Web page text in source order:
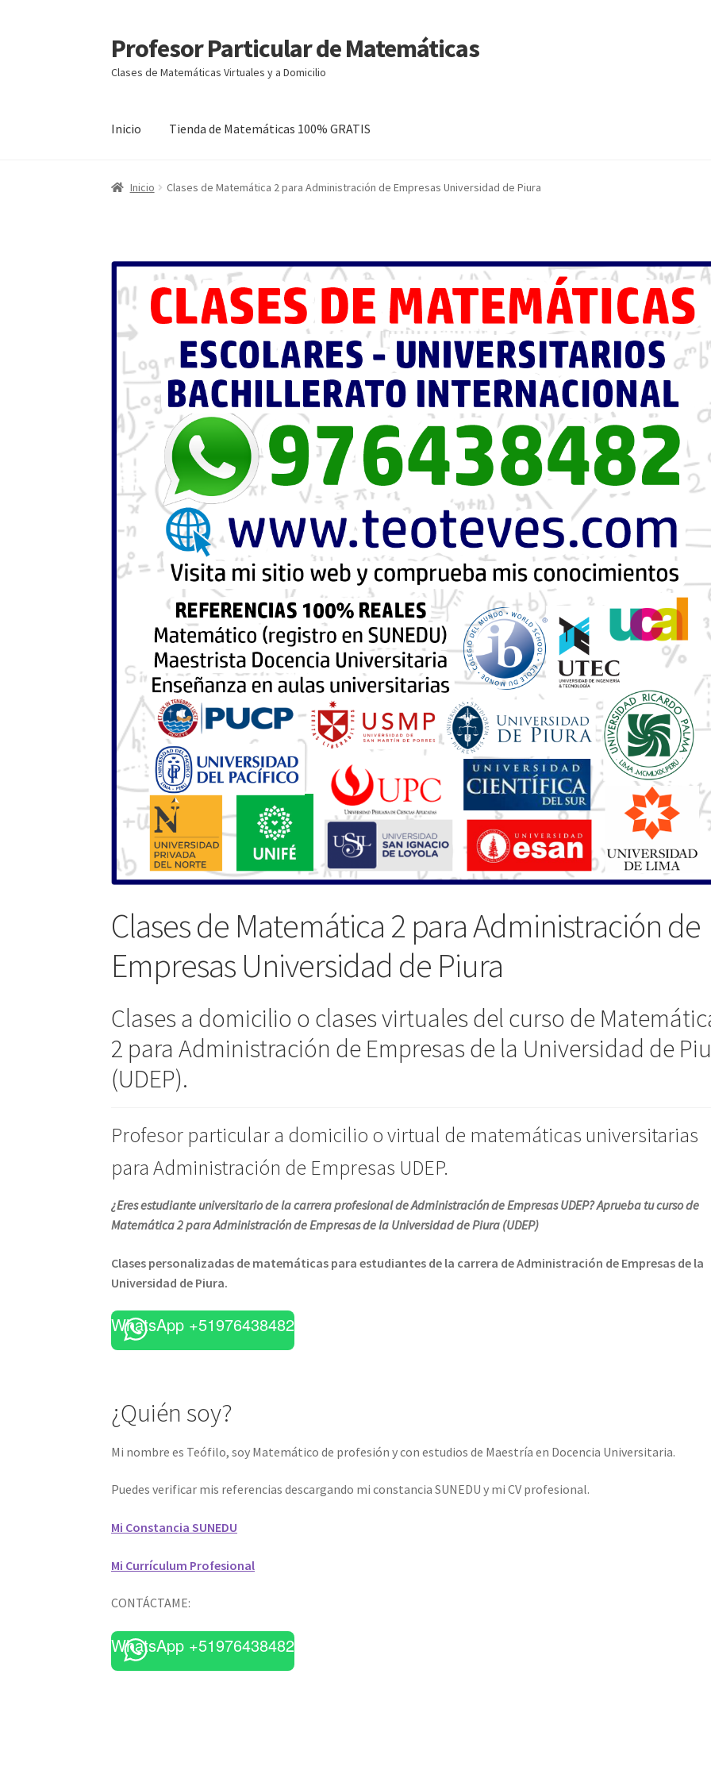
Ir
a
la
Ir
al
contenido
Profesor Particular de Matemáticas
Clases de Matemáticas Virtuales y a Domicilio
Inicio Tienda de Matemáticas 100% GRATIS
Inicio Clases de Matemática 2 para Administración de Empresas Universidad de Piura
Clases de Matemática 2 para Administración de
Empresas Universidad de Piura
Clases a domicilio o clases virtuales del curso de
2 para Administración de Empresas de la Universidad de
(UDEP).
Profesor particular a domicilio o virtual de matemáticas universitarias
para Administración de Empresas UDEP.
¿Eres estudiante universitario de la carrera profesional de Administración de Empresas UDEP? Aprueba tu curso de
Matemática 2 para Administración de Empresas de la Universidad de Piura (UDEP)
Clases personalizadas de matemáticas para estudiantes de la carrera de Administración de Empresas de la
Universidad de Piura.
WhatsApp +51976438482
¿Quién soy?
Mi nombre es Teófilo, soy Matemático de profesión y con estudios de Maestría en Docencia Universitaria.
Puedes verificar mis referencias descargando mi constancia SUNEDU y mi CV profesional.
Mi Constancia SUNEDU
Mi Currículum Profesional
CONTÁCTAME:
WhatsApp +51976438482